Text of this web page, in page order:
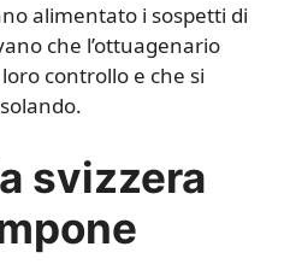
alimentato i sospetti di
che l’ottuagenario
controllo e che si
svizzera